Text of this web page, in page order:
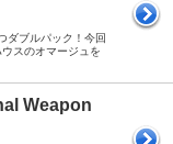
ダブルパック！今回
スのオマージュを
Weapon